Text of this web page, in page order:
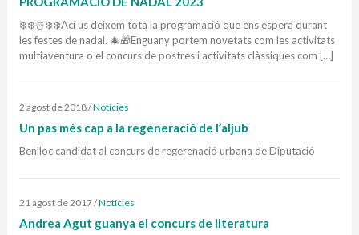
❄️❄️☃️❄️❄️Ací us deixem tota la programació que ens espera durant
les festes de nadal. 🎄🎁Enguany portem novetats com les activitats
multiaventura o el concurs de postres i activitats clàssiques com […]
2 agost de 2018/Notícies
Un pas més cap a la regeneració de l’aljub
Benlloc candidat al concurs de regerenació urbana de Diputació
21 agost de 2017/Notícies
Andrea Agut guanya el concurs de literatura